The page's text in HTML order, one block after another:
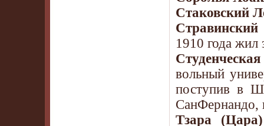
Стаковский
1910 года жил
вольный
поступив в
СанФернандо,
Тзара